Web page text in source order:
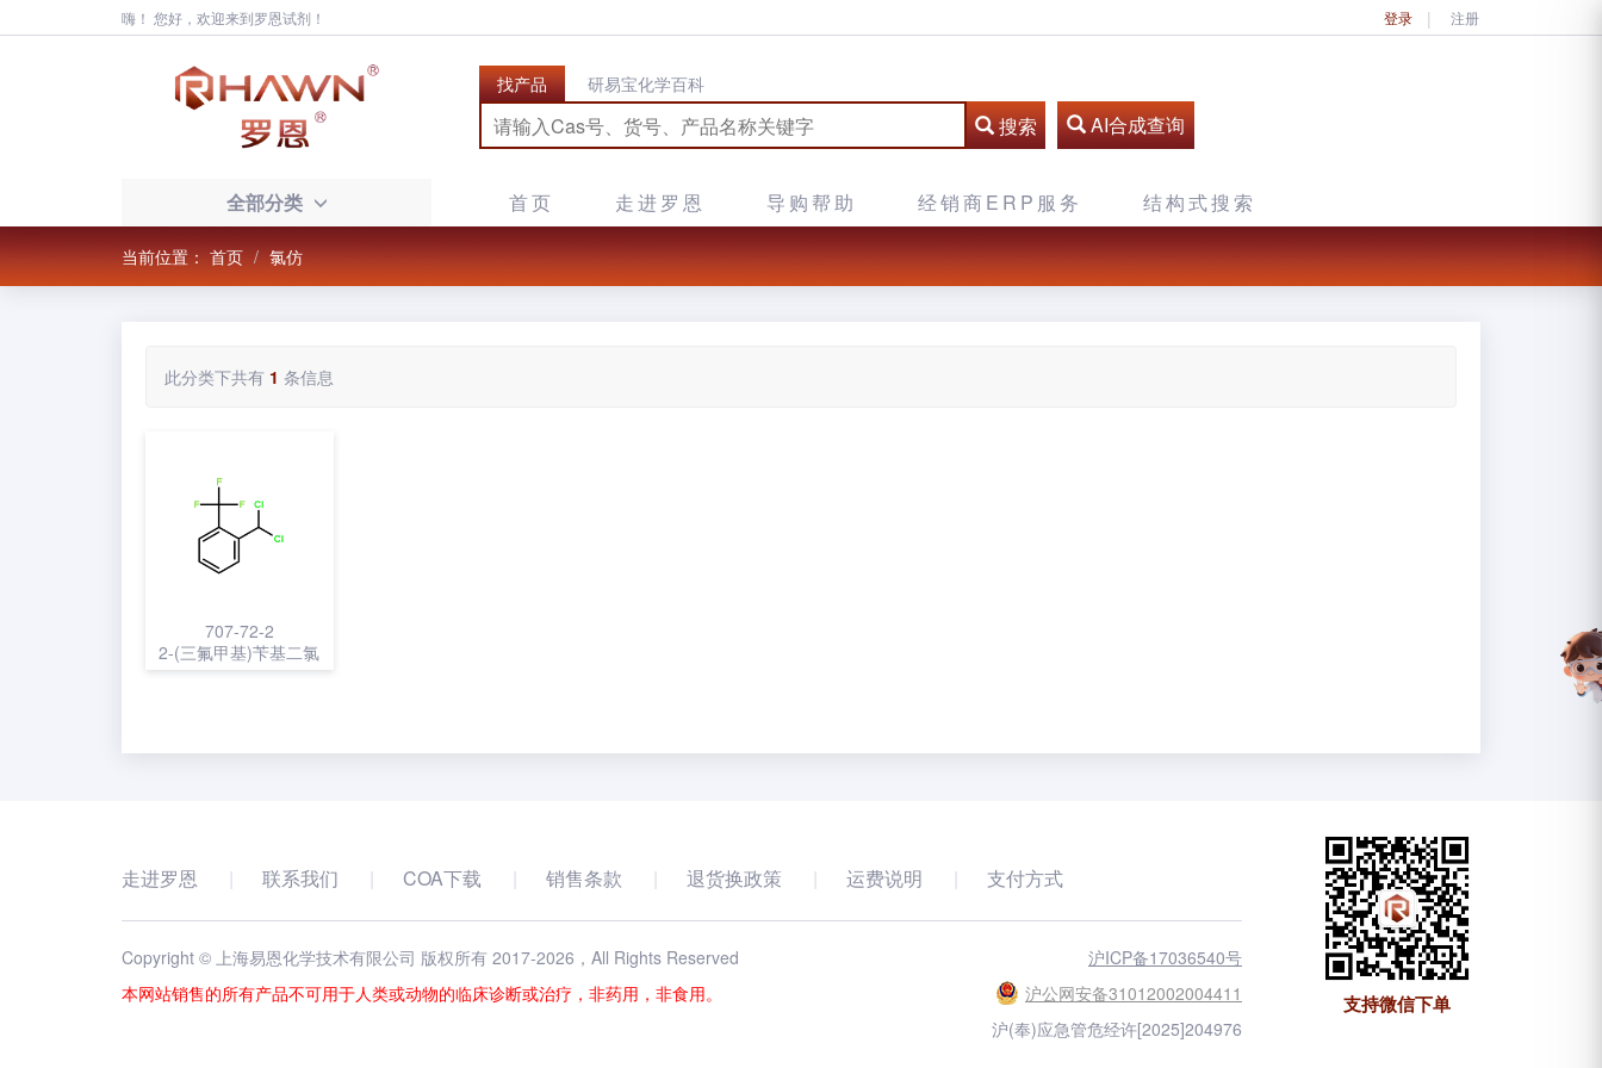
嗨！ 您好，欢迎来到罗恩试剂！ 登录 注册
找产品 研易宝化学百科
搜索 AI合成查询
全部分类 首页 走进罗恩 导购帮助 经销商ERP服务 结构式搜索
当前位置：首页 氯仿
此分类下共有 1 条信息
707-72-2
2-(三氟甲基)苄基二氯
走进罗恩 联系我们 COA下载 销售条款 退货换政策 运费说明 支付方式
Copyright © 上海易恩化学技术有限公司 版权所有 2017-2026 ，All Rights Reserved
沪ICP备17036540号
本网站销售的所有产品不可用于人类或动物的临床诊断或治疗，非药用，非食用。
沪公网安备31012002004411
沪(奉)应急管危经许[2025]204976
支持微信下单